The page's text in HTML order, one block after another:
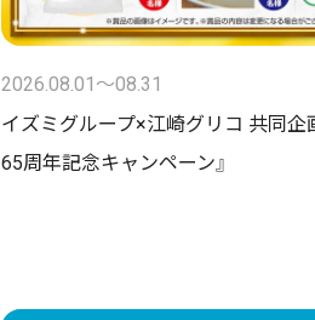
2026.08.01〜08.31
イズミグループ×江崎グリコ 共同企
65周年記念キャンペーン』